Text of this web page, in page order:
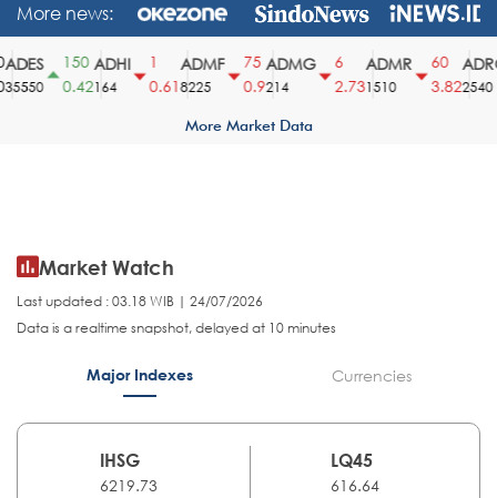
More news:
150
0.42
ADHI
164
0.61
ADMF
8225
75
0.9
ADMG
214
2.73
ADMR
1510
60
3.82
ADRO
2540
More Market Data
Market Watch
Last updated : 03.18 WIB | 24/07/2026
Data is a realtime snapshot, delayed at 10 minutes
Major Indexes Currencies
IHSG
6219.73
LQ45
616.64